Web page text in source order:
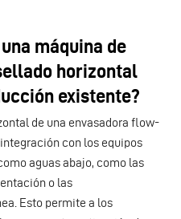
máquina de
horizontal
existente?
de una envasadora flow-
con los equipos
aguas abajo, como las
o las
Esto permite a los